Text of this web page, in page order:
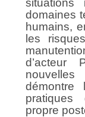
domaines
humains,
les
d’acteur
démontre
pratiques
propre